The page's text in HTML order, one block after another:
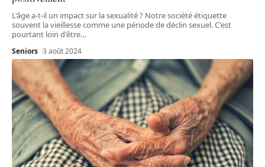
L'âge a-t-il un impact sur la sexualité ? Notre société étiquette
souvent la vieillesse comme une période de déclin sexuel. C'est
pourtant loin d'être…
Seniors 3 août 2024